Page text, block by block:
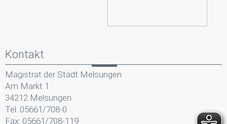
Kontakt
Magistrat der Stadt Melsungen
Am Markt 1
34212 Melsungen
Tel: 05661/708-0
Fax: 05661/708-119